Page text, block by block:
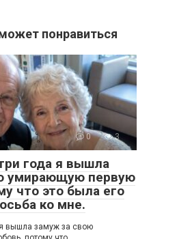
понравиться
0 3
года я вышла
умирающую первую
что это была его
ко мне.
вышла замуж за свою